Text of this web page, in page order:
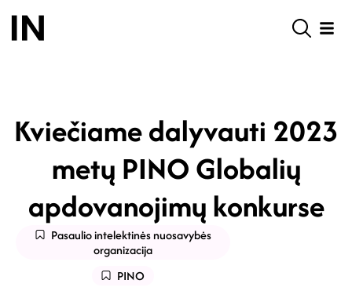
Kviečiame dalyvauti 2023
metų PINO Globalių
apdovanojimų konkurse
Pasaulio intelektinės nuosavybės
organizacija
PINO